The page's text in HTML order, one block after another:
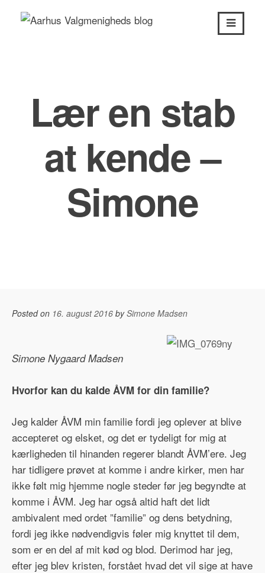
Lær en stab
at kende –
Simone
Posted on 16. august 2016 bySimone Madsen
Simone Nygaard Madsen
Hvorfor kan du kalde ÅVM for din familie?
Jeg kalder ÅVM min familie fordi jeg oplever at blive
accepteret og elsket, og det er tydeligt for mig at
kærligheden til hinanden regerer blandt ÅVM’ere. Jeg
har tidligere prøvet at komme i andre kirker, men har
ikke følt mig hjemme nogle steder før jeg begyndte at
komme i ÅVM. Jeg har også altid haft det lidt
ambivalent med ordet ”familie” og dens betydning,
fordi jeg ikke nødvendigvis føler mig knyttet til dem,
som er en del af mit kød og blod. Derimod har jeg,
efter jeg blev kristen, forstået hvad det vil sige at have